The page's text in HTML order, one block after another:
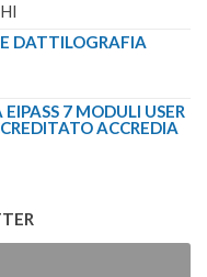
DATTILOGRAFIA
7 MODULI USER
ACCREDIA